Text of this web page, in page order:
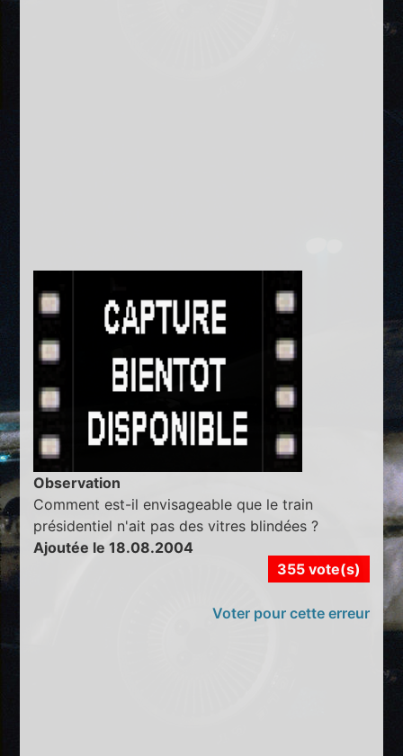
Observation
Comment est-il envisageable que le train
présidentiel n'ait pas des vitres blindées ?
Ajoutée le 18.08.2004
355 vote(s)
Voter pour cette erreur